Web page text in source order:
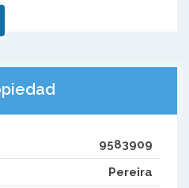
9583909
Pereira